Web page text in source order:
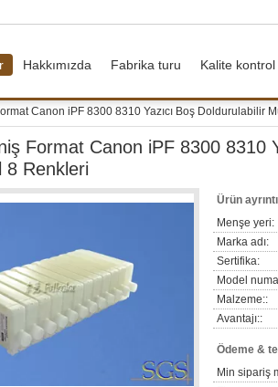
Hakkımızda Fabrika turu Kalite kontrol
Canon iPF 8300 8310 Yazıcı Boş Doldurulabilir
Format Canon iPF 8300 8310
8 Renkleri
Ürün
Menşe yeri:
Marka adı:
Sertifika:
Model
Malzeme::
Avantajı::
Ödeme &
Min sipariş